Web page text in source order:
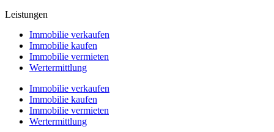
Leistungen
Immobilie verkaufen
Immobilie kaufen
Immobilie vermieten
Wertermittlung
Immobilie verkaufen
Immobilie kaufen
Immobilie vermieten
Wertermittlung